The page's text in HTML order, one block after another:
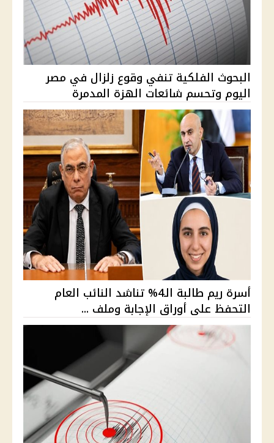
البحوث الفلكية تنفي وقوع زلزال في مصر
اليوم وتحسم شائعات الهزة المدمرة
أسرة ريم طالبة الـ4% تناشد النائب العام
التحفظ على أوراق الإجابة وملف ...